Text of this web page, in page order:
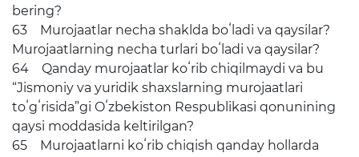
bering?
63 Murojaatlar necha shaklda boʻladi va qaysilar?
Murojaatlarning necha turlari boʻladi va qaysilar?
64 Qanday murojaatlar koʻrib chiqilmaydi va bu
“Jismoniy va yuridik shaxslarning murojaatlari
toʻgʻrisida”gi Oʻzbekiston Respublikasi qonunining
qaysi moddasida keltirilgan?
65 Murojaatlarni koʻrib chiqish qanday hollarda